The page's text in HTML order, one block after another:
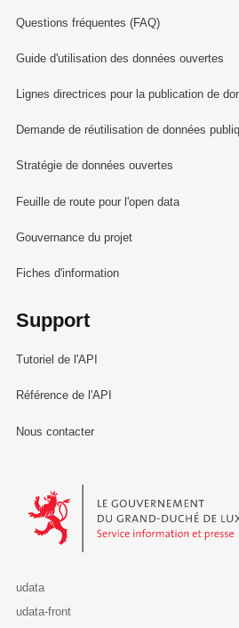
Questions fréquentes (FAQ)
Guide d'utilisation des données ouvertes
Lignes directrices pour la publication de
Demande de réutilisation de données
Stratégie de données ouvertes
Feuille de route pour l'open data
Gouvernance du projet
Fiches d'information
Support
Tutoriel de l'API
Référence de l'API
Nous contacter
Le Gouvernement du Grand-Duché
udata
udata-front